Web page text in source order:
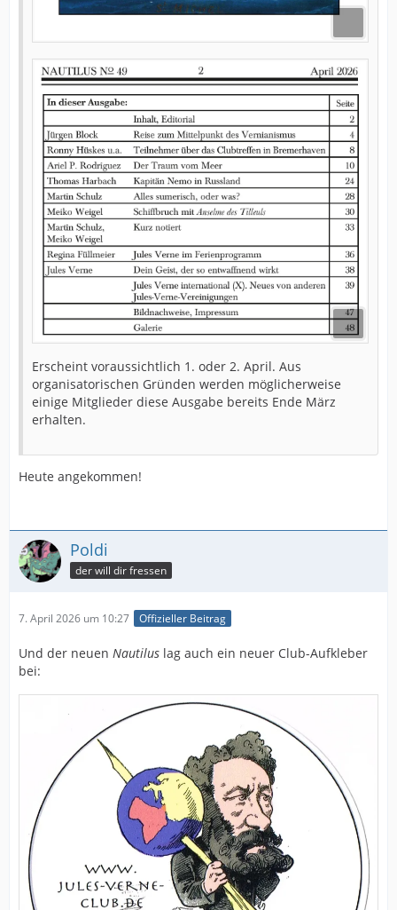
Erscheint voraussichtlich 1. oder 2. April. Aus
organisatorischen Gründen werden möglicherweise
einige Mitglieder diese Ausgabe bereits Ende März
erhalten.
Heute angekommen!
Poldi
der will dir fressen
7. April 2026 um 10:27 Offizieller Beitrag
Und der neuen Nautilus lag auch ein neuer Club-Aufkleber
bei: